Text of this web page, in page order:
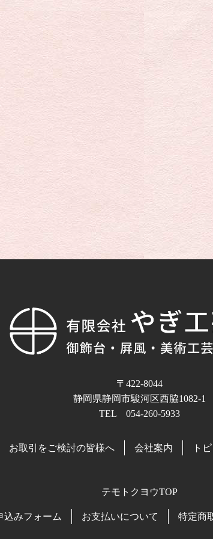
〒422-8044
静岡県静岡市駿河区西脇1082-1
TEL 054-260-5933
お取引をご検討の皆様へ 会社案内 ト
テモトクヨウTOP
込みフォーム お支払いについて 特定商